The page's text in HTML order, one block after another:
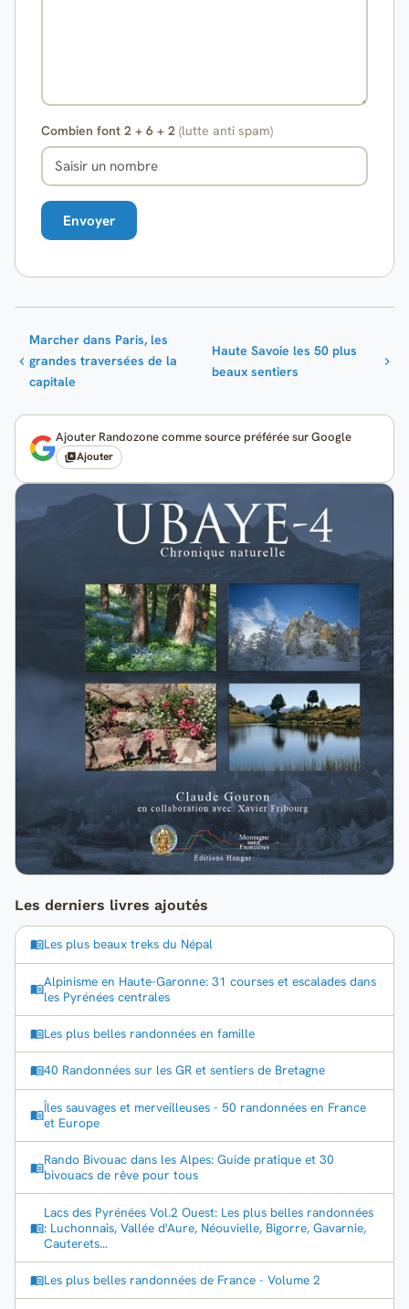
Combien font 2 + 6 + 2 (lutte anti spam)
Marcher dans Paris, les
grandes traversées de la
capitale
Haute Savoie les 50 plus
beaux sentiers
Ajouter Randozone comme source préférée sur Google
Ajouter
Les derniers livres ajoutés
Les plus beaux treks du Népal
Alpinisme en Haute-Garonne: 31 courses et escalades dans
les Pyrénées centrales
Les plus belles randonnées en famille
40 Randonnées sur les GR et sentiers de Bretagne
Îles sauvages et merveilleuses - 50 randonnées en France
et Europe
Rando Bivouac dans les Alpes: Guide pratique et 30
bivouacs de rêve pour tous
Lacs des Pyrénées Vol.2 Ouest: Les plus belles randonnées
: Luchonnais, Vallée d'Aure, Néouvielle, Bigorre, Gavarnie,
Cauterets...
Les plus belles randonnées de France - Volume 2